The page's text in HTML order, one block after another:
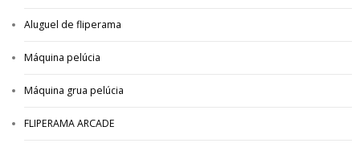
Aluguel de fliperama
Máquina pelúcia
Máquina grua pelúcia
FLIPERAMA ARCADE